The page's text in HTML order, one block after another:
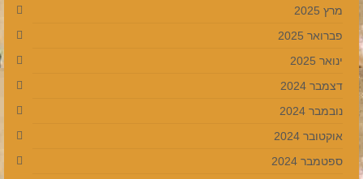
מרץ 2025
פברואר 2025
ינואר 2025
דצמבר 2024
נובמבר 2024
אוקטובר 2024
ספטמבר 2024